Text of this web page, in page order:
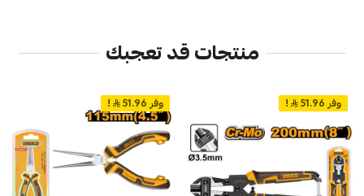
منتجات قد تعجبك
وفر 51.96 ! وفر 51.96 !